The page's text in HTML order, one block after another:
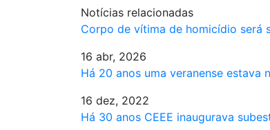
Notícias relacionadas
Corpo de vítima de homicídio será
16 abr, 2026
Há 20 anos uma veranense estava
16 dez, 2022
Há 30 anos CEEE inaugurava